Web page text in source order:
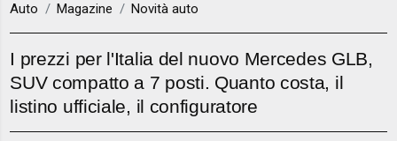
Auto Magazine Novità auto
I prezzi per l'Italia del nuovo Mercedes GLB,
SUV compatto a 7 posti. Quanto costa, il
listino ufficiale, il configuratore